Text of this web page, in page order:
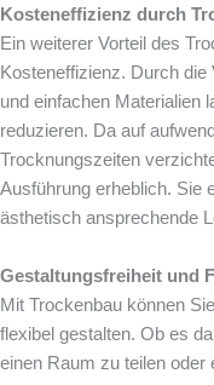
Kosteneffizienz durch
Ein weiterer Vorteil des
Kosteneffizienz. Durch
und einfachen Materialien
reduzieren. Da auf
Trocknungszeiten
Ausführung erheblich. Sie
ästhetisch ansprechende
Gestaltungsfreiheit und
Mit Trockenbau können
flexibel gestalten. Ob es
einen Raum zu teilen oder